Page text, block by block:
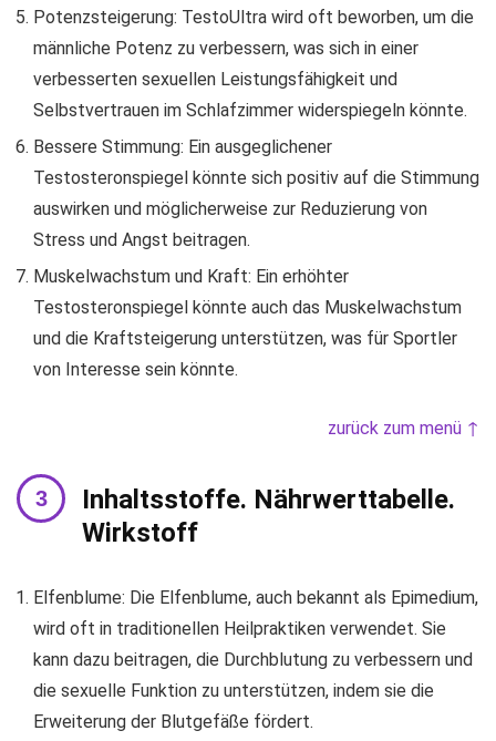
Potenzsteigerung: TestoUltra wird oft beworben, um die
männliche Potenz zu verbessern, was sich in einer
verbesserten sexuellen Leistungsfähigkeit und
Selbstvertrauen im Schlafzimmer widerspiegeln könnte.
Bessere Stimmung: Ein ausgeglichener
Testosteronspiegel könnte sich positiv auf die Stimmung
auswirken und möglicherweise zur Reduzierung von
Stress und Angst beitragen.
Muskelwachstum und Kraft: Ein erhöhter
Testosteronspiegel könnte auch das Muskelwachstum
und die Kraftsteigerung unterstützen, was für Sportler
von Interesse sein könnte.
zurück zum menü ↑
Inhaltsstoffe. Nährwerttabelle.
Wirkstoff
Elfenblume: Die Elfenblume, auch bekannt als Epimedium,
wird oft in traditionellen Heilpraktiken verwendet. Sie
kann dazu beitragen, die Durchblutung zu verbessern und
die sexuelle Funktion zu unterstützen, indem sie die
Erweiterung der Blutgefäße fördert.